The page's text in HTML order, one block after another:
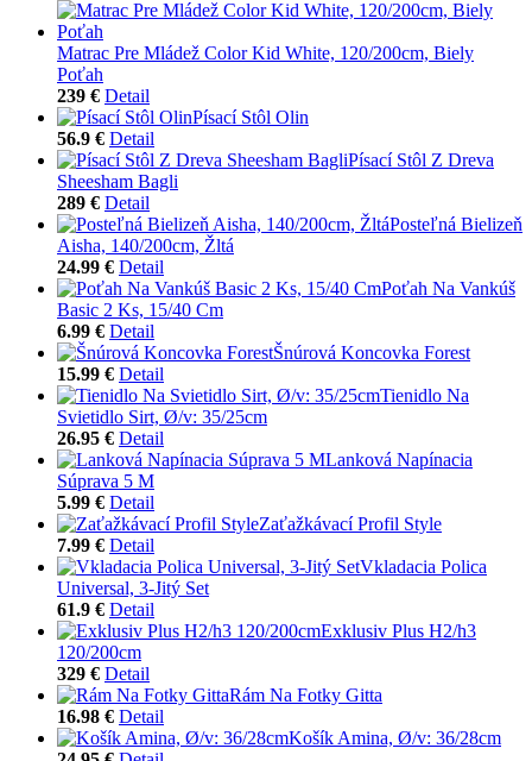
Matrac Pre Mládež Color Kid White, 120/200cm, Biely
Poťah
239 € Detail
Písací Stôl Olin
56.9 € Detail
Písací Stôl Z Dreva
Sheesham Bagli
289 € Detail
Posteľná Bielizeň
Aisha, 140/200cm, Žltá
24.99 € Detail
Poťah Na Vankúš
Basic 2 Ks, 15/40 Cm
6.99 € Detail
Šnúrová Koncovka Forest
15.99 € Detail
Tienidlo Na
Svietidlo Sirt, Ø/v: 35/25cm
26.95 € Detail
Lanková Napínacia
Súprava 5 M
5.99 € Detail
Zaťažkávací Profil Style
7.99 € Detail
Vkladacia Polica
Universal, 3-Jitý Set
61.9 € Detail
Exklusiv Plus H2/h3
120/200cm
329 € Detail
Rám Na Fotky Gitta
16.98 € Detail
Košík Amina, Ø/v: 36/28cm